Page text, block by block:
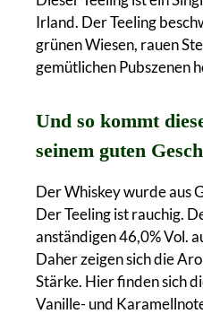
Irland. Der Teeling
grünen Wiesen, rauen
gemütlichen Pubszenen
Und so kommt
seinem guten
Der Whiskey wurde aus
Der Teeling ist rauchig.
anständigen 46,0% Vol.
Daher zeigen sich die
Stärke. Hier finden sich
Vanille- und